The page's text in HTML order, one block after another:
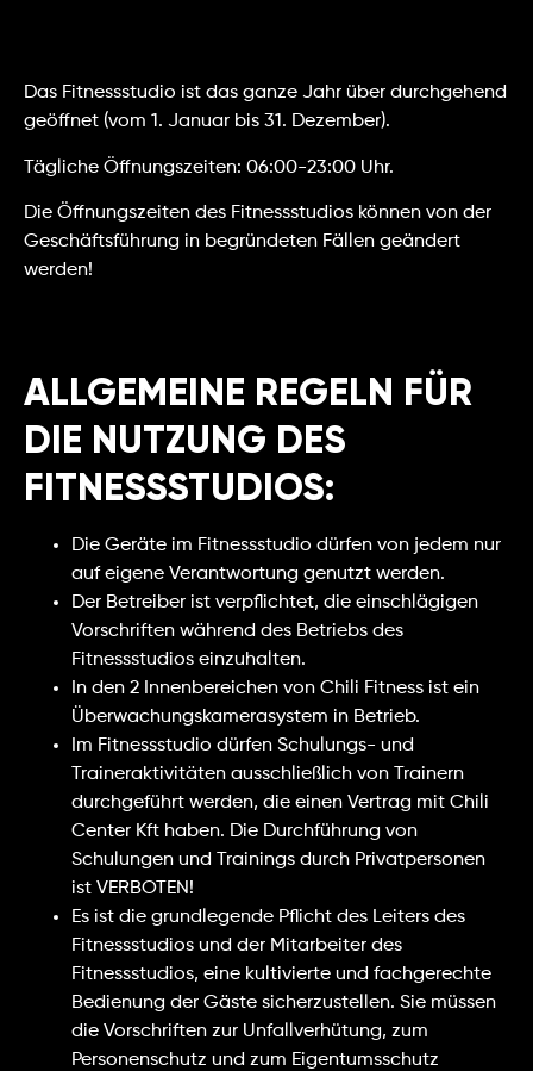
Das Fitnessstudio ist das ganze Jahr über durchgehend
geöffnet (vom 1. Januar bis 31. Dezember).
Tägliche Öffnungszeiten: 06:00-23:00 Uhr.
Die Öffnungszeiten des Fitnessstudios können von der
Geschäftsführung in begründeten Fällen geändert
werden!
ALLGEMEINE REGELN FÜR
DIE NUTZUNG DES
FITNESSSTUDIOS:
Die Geräte im Fitnessstudio dürfen von jedem nur
auf eigene Verantwortung genutzt werden.
Der Betreiber ist verpflichtet, die einschlägigen
Vorschriften während des Betriebs des
Fitnessstudios einzuhalten.
In den 2 Innenbereichen von Chili Fitness ist ein
Überwachungskamerasystem in Betrieb.
Im Fitnessstudio dürfen Schulungs- und
Traineraktivitäten ausschließlich von Trainern
durchgeführt werden, die einen Vertrag mit Chili
Center Kft haben. Die Durchführung von
Schulungen und Trainings durch Privatpersonen
ist VERBOTEN!
Es ist die grundlegende Pflicht des Leiters des
Fitnessstudios und der Mitarbeiter des
Fitnessstudios, eine kultivierte und fachgerechte
Bedienung der Gäste sicherzustellen. Sie müssen
die Vorschriften zur Unfallverhütung, zum
Personenschutz und zum Eigentumsschutz